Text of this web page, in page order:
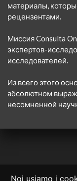
Noi usiamo i
материалы,
рецензентами.
Миссия Consulta
экспертов-
исследователей.
Из всего этого
абсолютном
несомненной